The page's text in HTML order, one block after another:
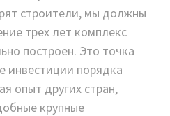
строители, мы должны
трех лет комплекс
построен. Это точка
инвестиции порядка
опыт других стран,
крупные